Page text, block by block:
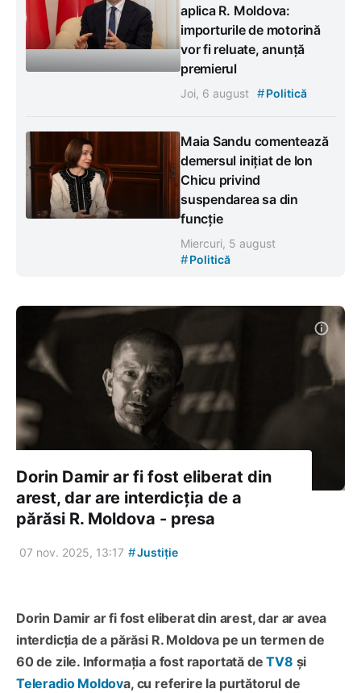
aplica R. Moldova:
importurile de motorină
vor fi reluate, anunță
premierul
Joi, 6 august #Politică
Maia Sandu comentează
demersul inițiat de Ion
Chicu privind
suspendarea sa din
funcție
Miercuri, 5 august
#Politică
Dorin Damir ar fi fost eliberat din
arest, dar are interdicția de a
părăsi R. Moldova - presa
07 nov. 2025, 13:17 #Justiție
Dorin Damir ar fi fost eliberat din arest, dar ar avea
interdicția de a părăsi R. Moldova pe un termen de
60 de zile. Informația a fost raportată deTV8 și
Teleradio Moldova, cu referire la purtătorul de